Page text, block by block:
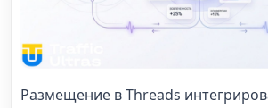
Размещение в Threads